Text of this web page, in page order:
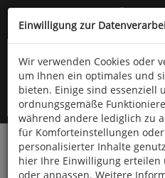
Kompletten Head der Seite
oder (06766)
Startseite Technik & Freizeit
Einwilligung zur
Wir verwenden Cookies oder
um Ihnen ein optimales und
bieten. Einige sind essenziell
ordnungsgemäße
während andere lediglich zu
für Komforteinstellungen
personalisierter Inhalte
hier Ihre Einwilligung
oder anpassen. Weitere